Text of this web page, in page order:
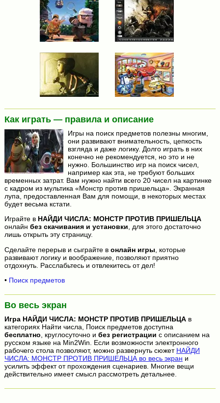
Как играть — правила и описание
Игры на поиск предметов полезны многим,
они развивают внимательность, цепкость
взгляда и даже логику. Долго играть в них
конечно не рекомендуется, но это и не
нужно. Большинство игр на поиск чисел,
например как эта, не требуют больших
временных затрат. Вам нужно найти всего 20 чисел на картинке
с кадром из мультика «Монстр против пришельца». Экранная
лупа, предоставленная Вам для помощи, в некоторых местах
будет весьма кстати.
Играйте в НАЙДИ ЧИСЛА: МОНСТР ПРОТИВ ПРИШЕЛЬЦА
онлайн без скачивания и установки , для этого достаточно
лишь открыть эту страницу.
Сделайте перерыв и сыграйте в онлайн игры , которые
развивают логику и воображение, позволяют приятно
отдохнуть. Расслабьтесь и отвлекитесь от дел!
• Поиск предметов
Во весь экран
Игра НАЙДИ ЧИСЛА: МОНСТР ПРОТИВ ПРИШЕЛЬЦАв
категориях Найти числа, Поиск предметов доступна
бесплатно , круглосуточно и без регистрации с описанием на
русском языке на Min2Win. Если возможности электронного
рабочего стола позволяют, можно развернуть сюжет НАЙДИ
ЧИСЛА: МОНСТР ПРОТИВ ПРИШЕЛЬЦА во весь экран и
усилить эффект от прохождения сценариев. Многие вещи
действительно имеет смысл рассмотреть детальнее.